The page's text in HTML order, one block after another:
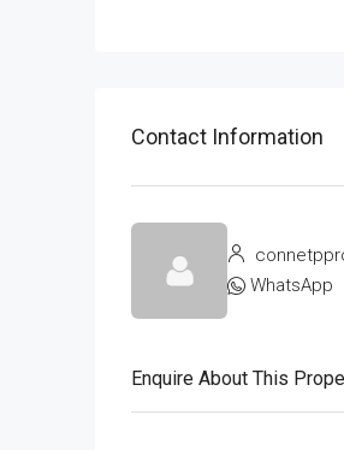
Contact Information
WhatsApp
Enquire About This